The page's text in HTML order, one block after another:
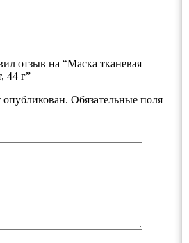
отзыв на “Маска тканевая
44 г”
опубликован. Обязательные поля